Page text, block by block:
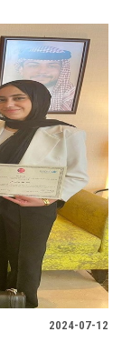
2024-07-12